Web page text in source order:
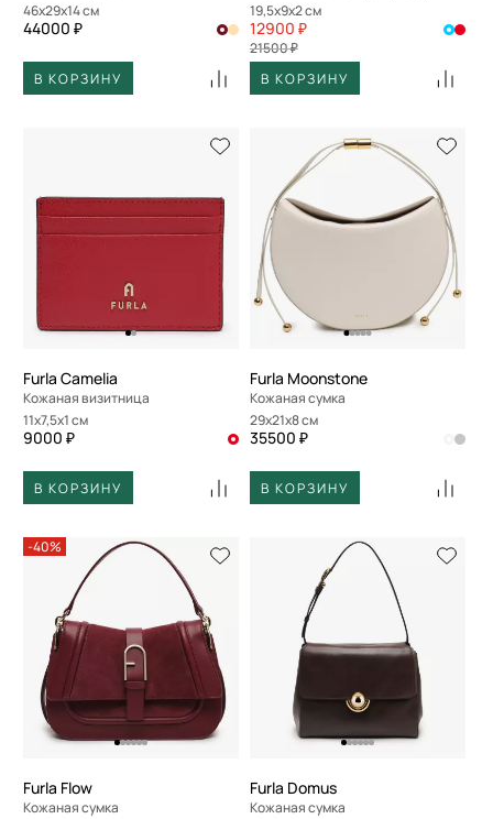
46x29x14 см
44000 ₽
В КОРЗИНУ
19,5x9x2 см
12900 ₽
21500 ₽
В КОРЗИНУ
Furla Camelia
Кожаная визитница
11x7,5x1 см
9000 ₽
В КОРЗИНУ
Furla Moonstone
Кожаная сумка
29x21x8 см
35500 ₽
В КОРЗИНУ
-40%
Furla Flow
Кожаная сумка
Furla Domus
Кожаная сумка